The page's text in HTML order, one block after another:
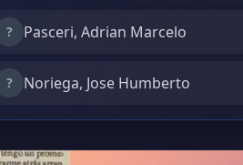
? Pasceri, Adrian Marcelo
? Noriega, Jose Humberto